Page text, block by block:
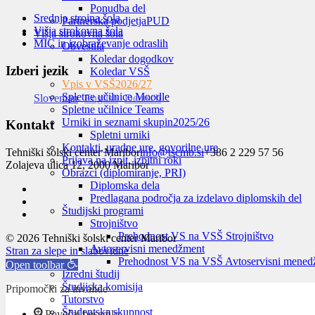
Ponudba del
Partnerska podjetjaPUD
Višja strokovna šola
Obvestila
Koledar dogodkov
Koledar VSŠ
Vpis v VSŠ2026/27
Spletne učilnice Moodle
Spletne učilnice Teams
Urniki in seznami skupin2025/26
Spletni urniki
Kontakti, uradne ure, govorilne ure
Prijava na izpit, izpitni roki
Obrazci (diplomiranje, PRI)
Diplomska dela
Predlagana področja za izdelavo diplomskih del
Študijski programi
Strojništvo
Prehodnost VS na VSŠ Strojništvo
Avtoservisni menedžment
Prehodnost VS na VSŠ Avtoservisni
Izredni študij
Študijska komisija
Tutorstvo
Študentska skupnost
Srednja strojna šola
Višja strokovna šola
MIC in izobraževanje odraslih
Izberi jezik
Slovenian English Deutsch
Kontakt
Tehniški šolski center Mariborinfo@tscmb.si+386 2 229 57 56
Zolajeva ulica 12, 2000 Maribor
© 2026 Tehniški šolski center Maribor
Stran za slepe in slabovidne
Open toolbar
Pripomočki za invalide